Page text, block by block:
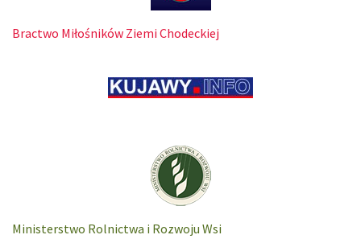
Bractwo Miłośników Ziemi Chodeckiej
Ministerstwo Rolnictwa i Rozwoju Wsi